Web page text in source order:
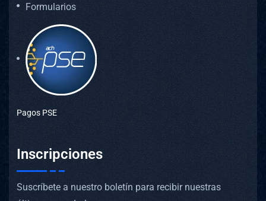
Formularios
Pagos PSE
Inscripciones
Suscríbete a nuestro boletín para recibir nuestras